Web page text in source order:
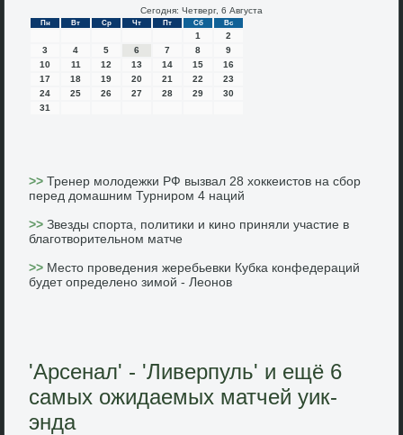
Сегодня: Четверг, 6 Августа
Пн Вт Ср Чт Пт Сб Вс
1
2
3
4 5 6 7 8
9
10
11 12 13 14 15
16
17
18 19 20 21 22
23
24
25 26 27 28 29
30
31
>>Тренер молодежки РФ вызвал 28 хоккеистов на сбор
перед домашним Турниром 4 наций
>>Звезды спорта, политики и кино приняли участие в
благотворительном матче
>> Место проведения жеребьевки Кубка конфедераций
будет определено зимой - Леонов
'Арсенал' - 'Ливерпуль' и ещё 6
самых ожидаемых матчей уик-
энда